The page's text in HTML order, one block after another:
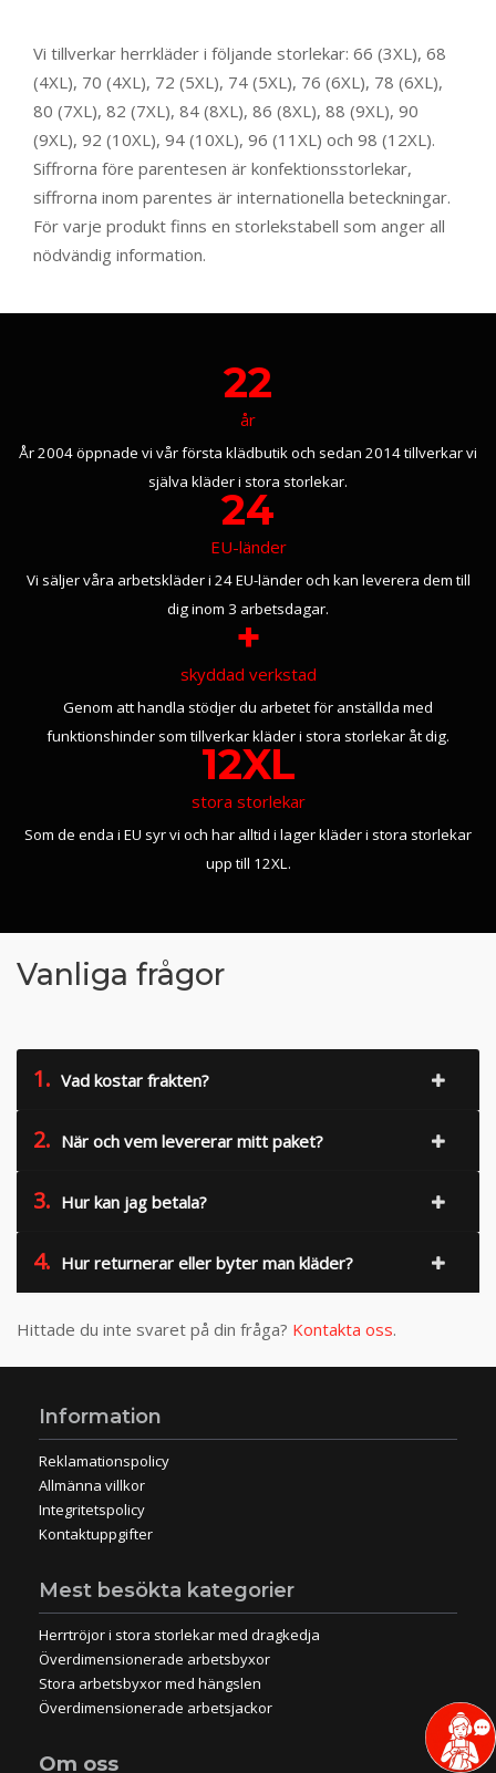
Vi tillverkar herrkläder i följande storlekar: 66 (3XL), 68
(4XL), 70 (4XL), 72 (5XL), 74 (5XL), 76 (6XL), 78 (6XL),
80 (7XL), 82 (7XL), 84 (8XL), 86 (8XL), 88 (9XL), 90
(9XL), 92 (10XL), 94 (10XL), 96 (11XL) och 98 (12XL).
Siffrorna före parentesen är konfektionsstorlekar,
siffrorna inom parentes är internationella beteckningar.
För varje produkt finns en storlekstabell som anger all
nödvändig information.
22
år
År 2004 öppnade vi vår första klädbutik och sedan 2014 tillverkar vi
själva kläder i stora storlekar.
24
EU-länder
Vi säljer våra arbetskläder i 24 EU-länder och kan leverera dem till
dig inom 3 arbetsdagar.
+
skyddad verkstad
Genom att handla stödjer du arbetet för anställda med
funktionshinder som tillverkar kläder i stora storlekar åt dig.
12XL
stora storlekar
Som de enda i EU syr vi och har alltid i lager kläder i stora storlekar
upp till 12XL.
Vanliga frågor
1. Vad kostar frakten?
2. När och vem levererar mitt paket?
3. Hur kan jag betala?
4. Hur returnerar eller byter man kläder?
Hittade du inte svaret på din fråga? Kontakta oss.
Information
Reklamationspolicy
Allmänna villkor
Integritetspolicy
Kontaktuppgifter
Mest besökta kategorier
Herrtröjor i stora storlekar med dragkedja
Överdimensionerade arbetsbyxor
Stora arbetsbyxor med hängslen
Överdimensionerade arbetsjackor
Om oss